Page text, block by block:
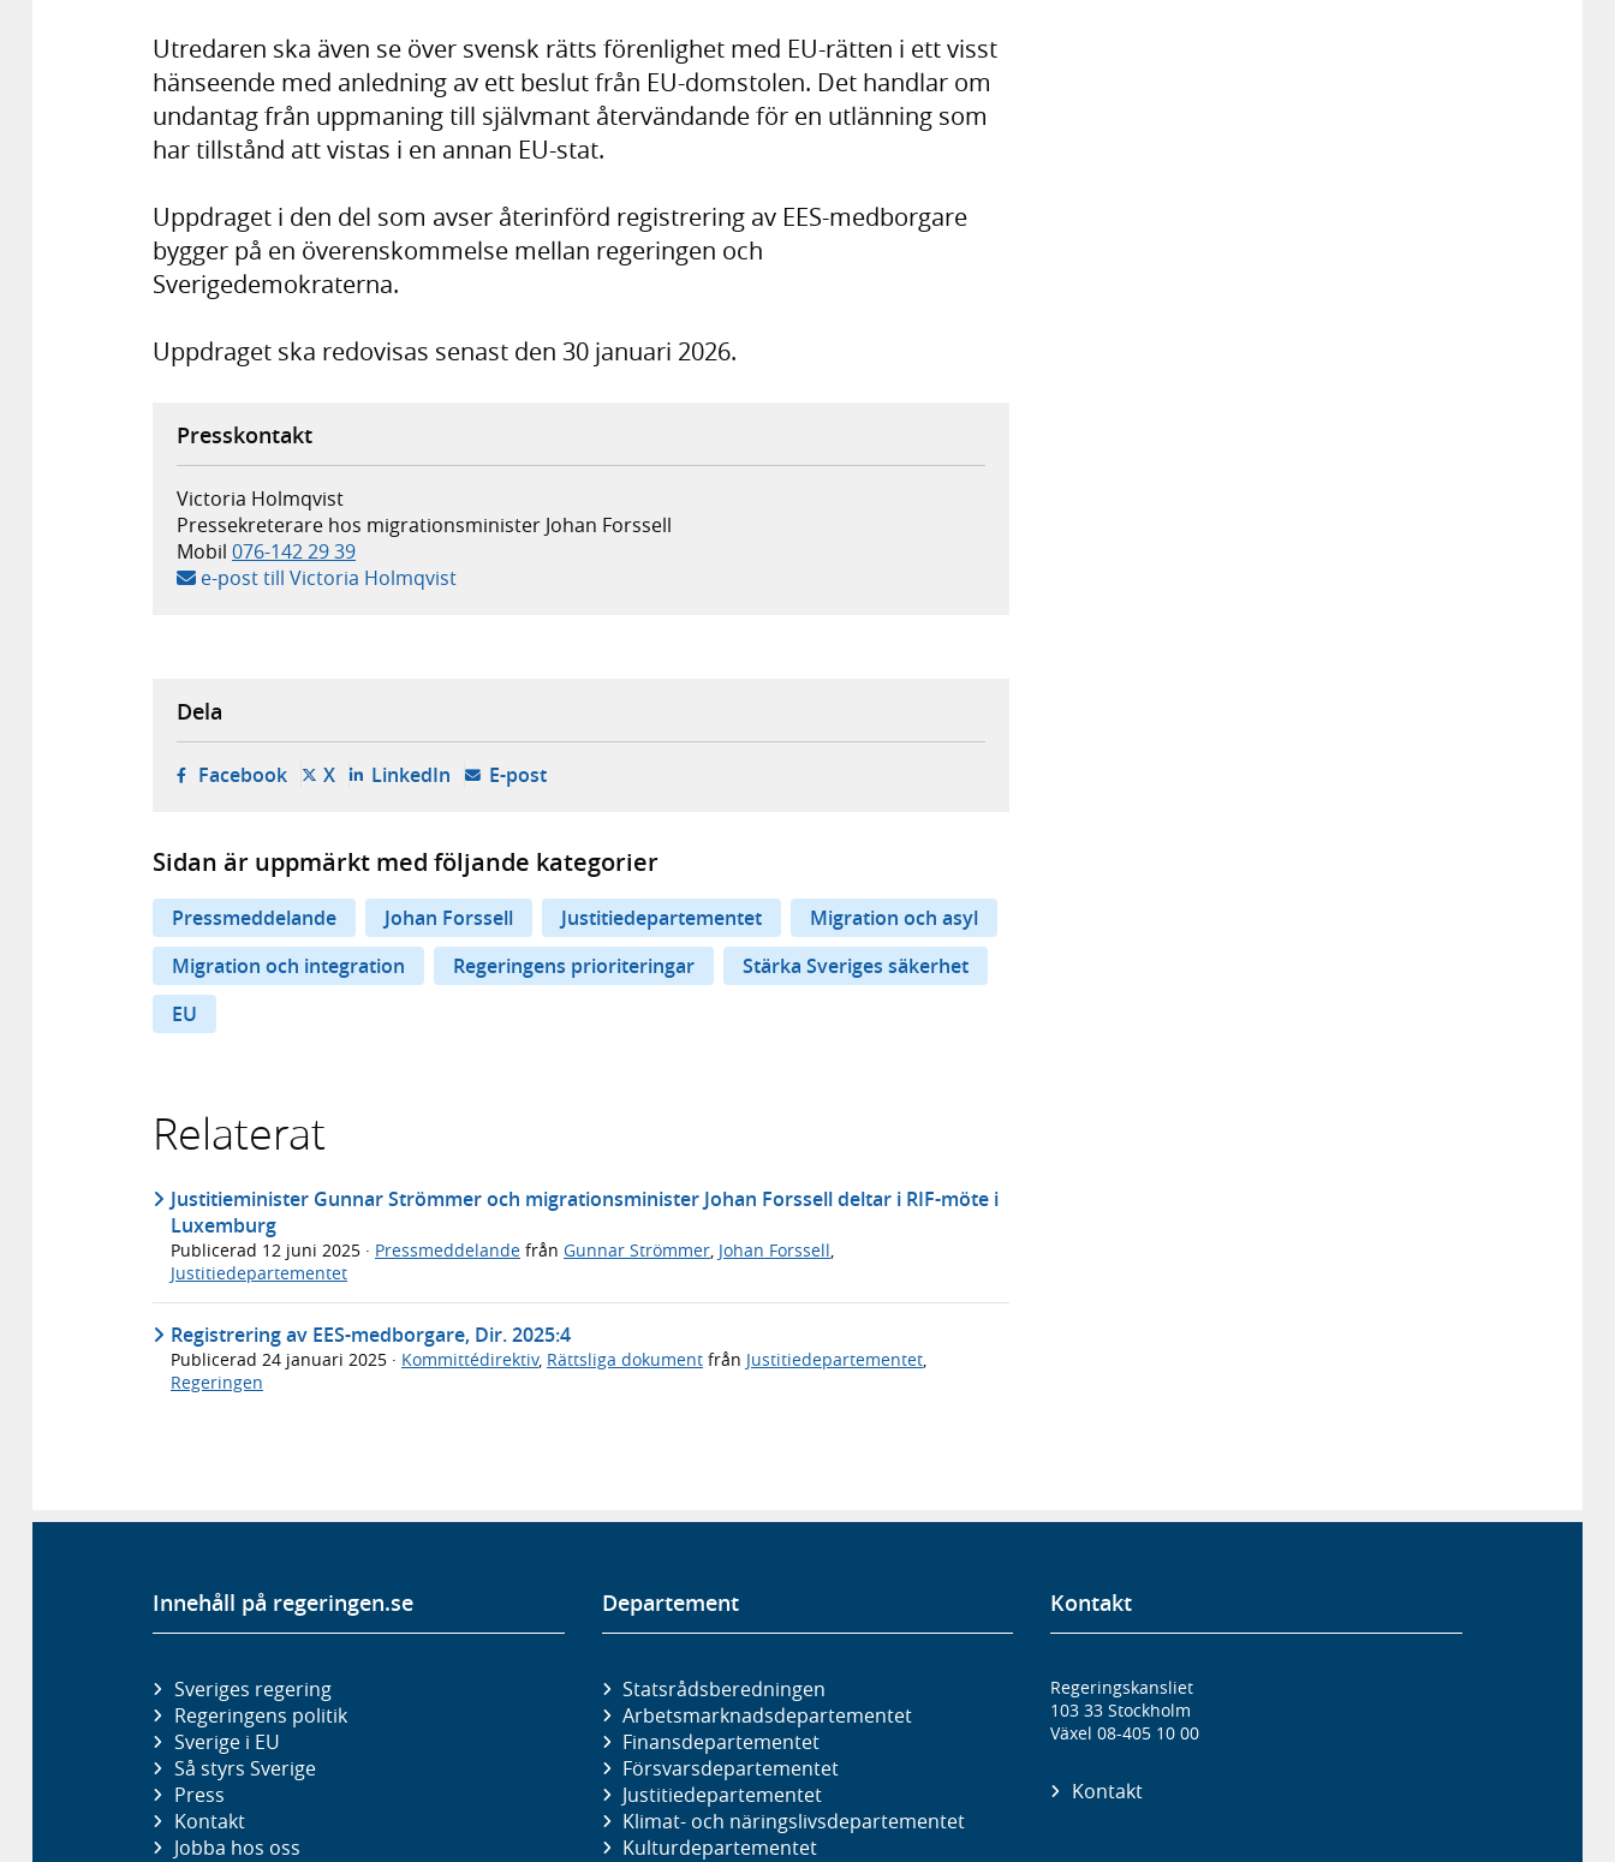
Utredaren ska även se över svensk rätts förenlighet med EU-rätten i ett visst
hänseende med anledning av ett beslut från EU-domstolen. Det handlar om
undantag från uppmaning till självmant återvändande för en utlänning som
har tillstånd att vistas i en annan EU-stat.
Uppdraget i den del som avser återinförd registrering av EES-medborgare
bygger på en överenskommelse mellan regeringen och
Sverigedemokraterna.
Uppdraget ska redovisas senast den 30 januari 2026.
Presskontakt
Victoria Holmqvist
Pressekreterare hos migrationsminister Johan Forssell
Mobil 076-142 29 39
e-post till Victoria Holmqvist
Dela
Facebook- öppnas i ny flik, extern webbplats,
X- öppnas i ny flik, extern webbplats,
LinkedIn- öppnas i ny flik, extern webbplats,
E-post- öppnar din e-postklient,
Sidan är uppmärkt med följande kategorier
Pressmeddelande Johan Forssell Justitiedepartementet
Migration och asyl
Migration och integration
Regeringens prioriteringar
Stärka Sveriges säkerhet
EU
Relaterat
Justitieminister Gunnar Strömmer och migrationsminister Johan Forssell deltar i RIF-möte i
Luxemburg
Publicerad 12 juni 2025 · Pressmeddelande från Gunnar Strömmer Johan Forssell
Justitiedepartementet
Registrering av EES-medborgare, Dir. 2025:4
Publicerad 24 januari 2025 · Kommittédirektiv, Rättsliga dokument från Justitiedepartementet,
Regeringen
Innehåll på regeringen.se
Sveriges regering
Regeringens politik
Sverige i EU
Så styrs Sverige
Press
Kontakt
Jobba hos oss
Departement
Statsrådsberedningen
Arbetsmarknads­departementet
Finans­departementet
Försvars­departementet
Justitie­departementet
Klimat- och näringslivs­departementet
Kultur­departementet
Kontakt
Regeringskansliet
103 33 Stockholm
Växel 08-405 10 00
Kontakt